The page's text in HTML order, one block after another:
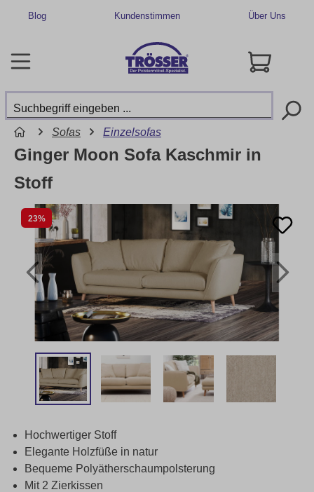
Blog Kundenstimmen Über Uns
Sofas Einzelsofas
23%
Ginger Moon Sofa Kaschmir in
Stoff
Hochwertiger Stoff
Elegante Holzfüße in natur
Bequeme Polyätherschaumpolsterung
Mit 2 Zierkissen